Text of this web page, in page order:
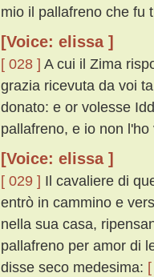
mio il pallafreno che fu
[Voice: elissa ]
[ 028 ] A cui il Zima
grazia ricevuta da voi
donato: e or volesse
pallafreno, e io non l'ho
[Voice: elissa ]
[ 029 ] Il cavaliere di
entrò in cammino e
nella sua casa,
pallafreno per amor di
disse seco medesima: